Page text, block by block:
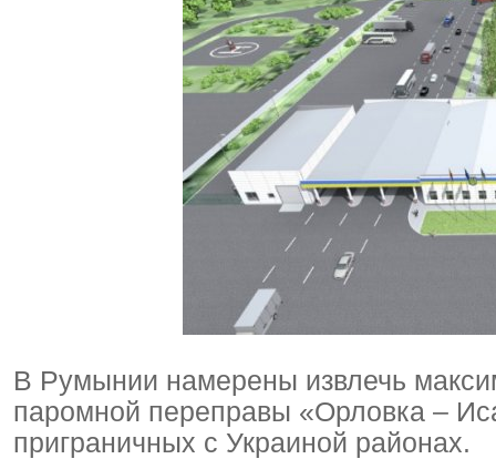
В Румынии намерены извлечь
паромной переправы «Орловка –
приграничных с Украиной районах.